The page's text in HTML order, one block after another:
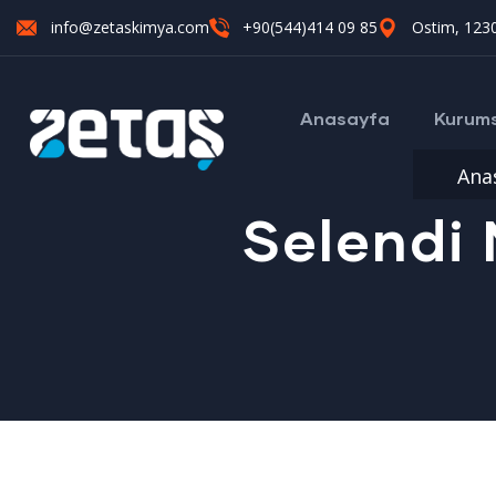
info@zetaskimya.com +90(544)414 09 85 Ostim,
Anasayfa
Selendi